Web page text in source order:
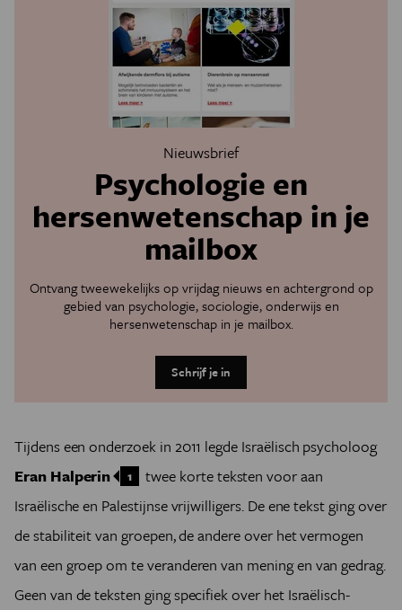
Nieuwsbrief
Psychologie en
hersenwetenschap in je
mailbox
Ontvang tweewekelijks op vrijdag nieuws en achtergrond op
gebied van psychologie, sociologie, onderwijs en
hersenwetenschap in je mailbox.
Schrijf je in
Tijdens een onderzoek in 2011 legde Israëlisch psycholoog
Eran Halperin
1
twee korte teksten voor aan
Israëlische en Palestijnse vrijwilligers. De ene tekst ging over
de stabiliteit van groepen, de andere over het vermogen
van een groep om te veranderen van mening en van gedrag.
Geen van de teksten ging specifiek over het Israëlisch-